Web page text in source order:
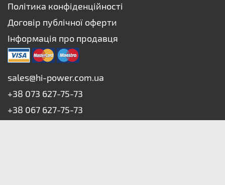
Політика конфіденційності
Договір публічної оферти
Інформація про продавця
sales@hi-power.com.ua
+38 073 627-75-73
+38 067 627-75-73